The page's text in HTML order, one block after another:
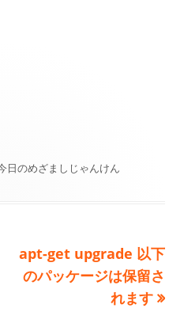
日のめざましじゃんけん
次
の
apt-get upgrade 以下
のパッケージは保留さ
れます